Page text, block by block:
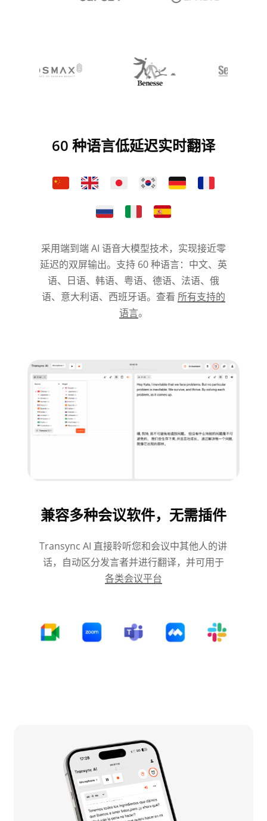
60 种语言低延迟实时翻译
采用端到端 AI 语音大模型技术，实现接近零
延迟的双屏输出。支持 60 种语言：中文、英
语、日语、韩语、粤语、德语、法语、俄
语、意大利语、西班牙语。查看 所有支持的
语言。
兼容多种会议软件，无需插件
Transync AI 直接聆听您和会议中其他人的讲
话，自动区分发言者并进行翻译，并可用于
各类会议平台